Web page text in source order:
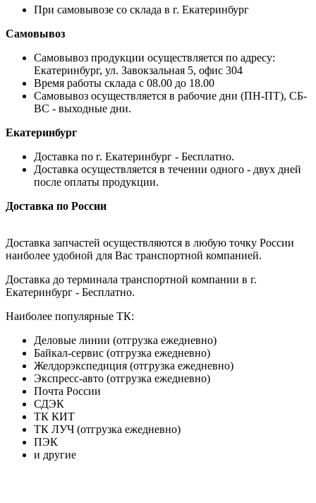
При самовывозе со склада в г. Екатеринбург
Самовывоз
Самовывоз продукции осуществляется по адресу:
Екатеринбург, ул. Завокзальная 5, офис 304
Время работы склада с 08.00 до 18.00
Самовывоз осуществляется в рабочие дни (ПН-ПТ), СБ-
ВС - выходные дни.
Екатеринбург
Доставка по г. Екатеринбург - Бесплатно.
Доставка осуществляется в течении одного - двух дней
после оплаты продукции.
Доставка по России
Доставка запчастей осуществляются в любую точку России
наиболее удобной для Вас транспортной компанией.
Доставка до терминала транспортной компании в г.
Екатеринбург - Бесплатно.
Наиболее популярные ТК:
Деловые линии (отгрузка ежедневно)
Байкал-сервис (отгрузка ежедневно)
Желдорэкспедиция (отгрузка ежедневно)
Экспресс-авто (отгрузка ежедневно)
Почта России
СДЭК
ТК КИТ
ТК ЛУЧ (отгрузка ежедневно)
ПЭК
и другие